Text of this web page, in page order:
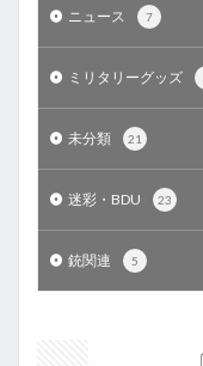
ニュース 7
ミリタリーグッズ
未分類 21
迷彩・BDU 23
銃関連 5